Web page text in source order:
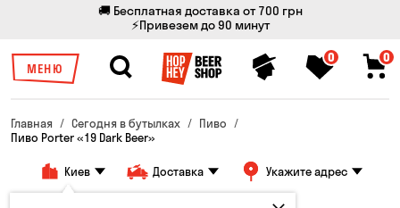
🚚 Бесплатная доставка от 700 грн
⚡Привезем до 90 минут
МЕНЮ
0 0
Главная Сегодня в бутылках
Пиво
Пиво Porter «19 Dark Beer»
Киев Доставка Укажите адрес